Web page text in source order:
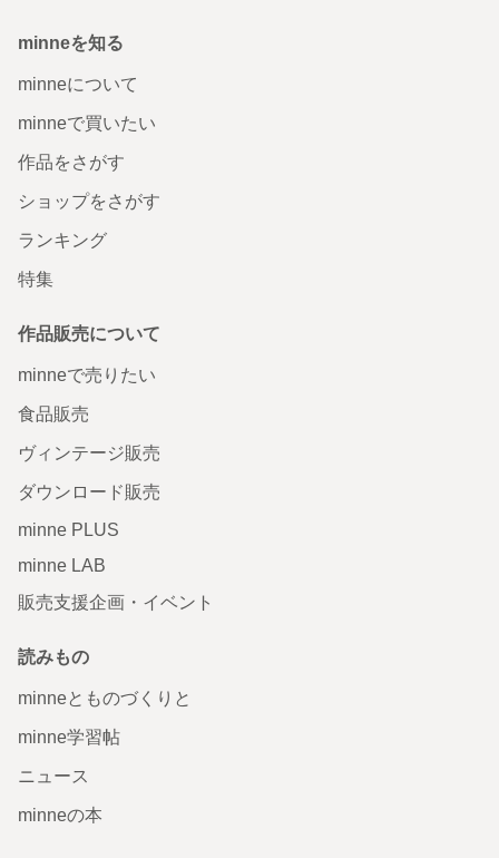
minneを知る
minneについて
minneで買いたい
作品をさがす
ショップをさがす
ランキング
特集
作品販売について
minneで売りたい
食品販売
ヴィンテージ販売
ダウンロード販売
minne PLUS
minne LAB
販売支援企画・イベント
読みもの
minneとものづくりと
minne学習帖
ニュース
minneの本